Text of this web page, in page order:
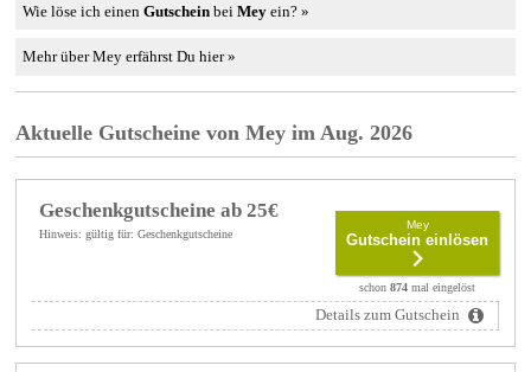
Wie löse ich einenGutschein beiMey ein? »
Mehr über Mey erfährst Du hier »
Aktuelle Gutscheine von Mey im Aug. 2026
Geschenkgutscheine ab 25€
Hinweis: gültig für: Geschenkgutscheine
Mey
Gutschein einlösen
schon874 mal eingelöst
Details zum Gutschein